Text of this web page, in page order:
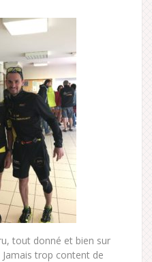
tout donné et bien sur
trop content de